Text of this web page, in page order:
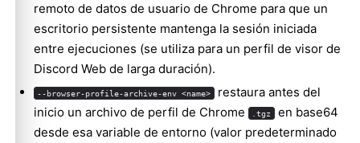
remoto de datos de usuario de Chrome para que un
escritorio persistente mantenga la sesión iniciada
entre ejecuciones (se utiliza para un perfil de visor de
Discord Web de larga duración).
--browser-profile-archive-env <name>
restaura antes del
inicio un archivo de perfil de Chrome
.tgz
en base64
desde esa variable de entorno (valor predeterminado